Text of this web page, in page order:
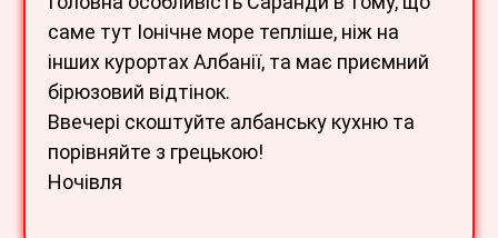
саме тут Іонічне море тепліше, ніж на
інших курортах Албанії, та має приємний
бірюзовий відтінок.
Ввечері скоштуйте албанську кухню та
порівняйте з грецькою!
Ночівля